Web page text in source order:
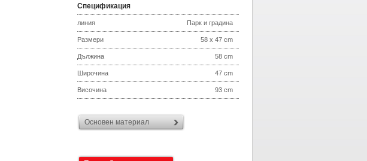
Спецификация
линия Парк и градина
Размери 58 x 47 cm
Дължина 58 cm
Широчина 47 cm
Височина 93 cm
Основен материал